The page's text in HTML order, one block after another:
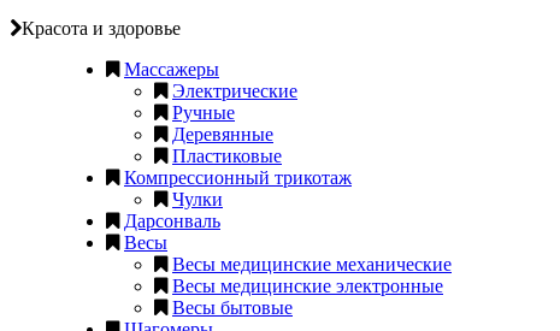
Красота и здоровье
Массажеры
Электрические
Ручные
Деревянные
Пластиковые
Компрессионный трикотаж
Чулки
Дарсонваль
Весы
Весы медицинские механические
Весы медицинские электронные
Весы бытовые